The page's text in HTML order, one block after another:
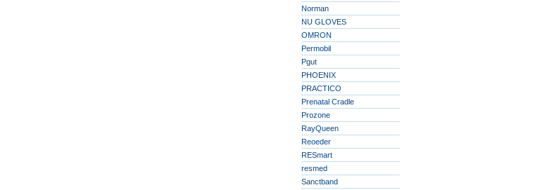
Norman
NU GLOVES
OMRON
Permobil
Pgut
PHOENIX
PRACTICO
Prenatal Cradle
Prozone
RayQueen
Reoeder
RESmart
resmed
Sanctband